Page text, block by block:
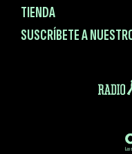
TIENDA
SUSCRÍBETE A